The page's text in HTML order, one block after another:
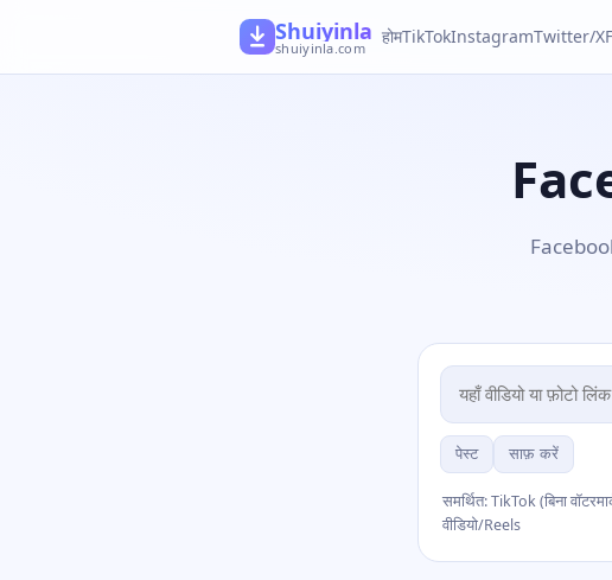
Shuiyinla
shuiyinla.com होमTikTokInstagramTwitter/X
पेस्ट साफ़ करें
समर्थित: TikTok (बिना
वीडियो/Reels